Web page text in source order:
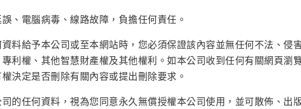
、電腦病毒、線路故障，負擔任何責任。
料給予本公司或至本網站時，您必須保證該內容並無任何不法、侵
利權、其他智慧財產權及其他權利。如本公司收到任何有關網頁瀏
決定是否刪除有關內容或提出刪除要求。
的任何資料，視為您同意永久無償授權本公司使用，並可散佈、出